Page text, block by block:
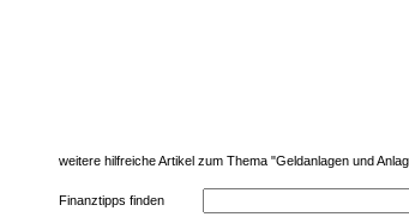
weitere hilfreiche Artikel zum Thema "Geldanlagen und
Finanztipps finden